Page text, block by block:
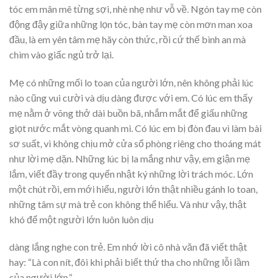
tóc em mân mê từng sợi, nhè nhẹ như vỗ về. Ngón tay mẹ còn
động đậy giữa những lọn tóc, bàn tay mẹ còn mơn man xoa
đầu, là em yên tâm mẹ hãy còn thức, rồi cứ thế bình an mà
chìm vào giấc ngủ trở lại.
Mẹ có những mối lo toan của người lớn, nên không phải lúc
nào cũng vui cười và dịu dàng được với em. Có lúc em thấy
mẹ nằm ở võng thở dài buồn bã, nhắm mắt để giấu những
giọt nước mắt vòng quanh mi. Có lúc em bị đòn đau vì làm bài
sơ suất, vì không chịu mở cửa sổ phòng riêng cho thoáng mát
như lời mẹ dặn. Những lúc bị la mắng như vậy, em giận mẹ
lắm, viết đầy trong quyển nhật ký những lời trách móc. Lớn
một chút rồi, em mới hiểu, người lớn thật nhiều gánh lo toan,
những tâm sự mà trẻ con không thể hiểu. Và như vậy, thật
khó để một người lớn luôn luôn dịu
dàng lắng nghe con trẻ. Em nhớ lời cô nhà văn đã viết thật
hay: “Là con nít, đôi khi phải biết thứ tha cho những lỗi lầm